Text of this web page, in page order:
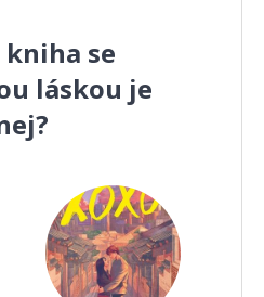
se
láskou je